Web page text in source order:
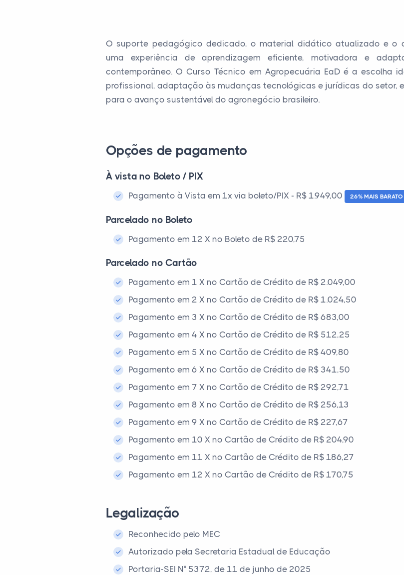
O suporte pedagógico dedicado, o material didático atualizado e o
uma experiência de aprendizagem eficiente, motivadora e
contemporâneo. O Curso Técnico em Agropecuária EaD é a escolha
profissional, adaptação às mudanças tecnológicas e jurídicas do setor,
para o avanço sustentável do agronegócio brasileiro.
Opções de pagamento
À vista no Boleto / PIX
Pagamento à Vista em 1x via boleto/PIX - R$ 1.949,00 26% MAIS BARATO
Parcelado no Boleto
Pagamento em 12 X no Boleto de R$ 220,75
Parcelado no Cartão
Pagamento em 1 X no Cartão de Crédito de R$ 2.049,00
Pagamento em 2 X no Cartão de Crédito de R$ 1.024,50
Pagamento em 3 X no Cartão de Crédito de R$ 683,00
Pagamento em 4 X no Cartão de Crédito de R$ 512,25
Pagamento em 5 X no Cartão de Crédito de R$ 409,80
Pagamento em 6 X no Cartão de Crédito de R$ 341,50
Pagamento em 7 X no Cartão de Crédito de R$ 292,71
Pagamento em 8 X no Cartão de Crédito de R$ 256,13
Pagamento em 9 X no Cartão de Crédito de R$ 227,67
Pagamento em 10 X no Cartão de Crédito de R$ 204,90
Pagamento em 11 X no Cartão de Crédito de R$ 186,27
Pagamento em 12 X no Cartão de Crédito de R$ 170,75
Legalização
Reconhecido pelo MEC
Autorizado pela Secretaria Estadual de Educação
Portaria-SEI N° 5372, de 11 de junho de 2025